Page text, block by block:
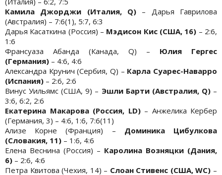
Камила Джорджи (Италия, Q) – Дарья Гаврилова
(Австралия) – 7:6(1), 5:7, 6:3
Дарья Касаткина (Россия) – Мэдисон Кис (США, 16) – 2:6,
1:6
Франсуаза Абанда (Канада, Q) – Юлия Гергес
(Германия) – 4:6, 4:6
Александра Крунич (Сербия, Q) – Карла Суарес-Наварро
(Испания) – 2:6, 2:6
Винус Уильямс (США, 9) – Эшли Барти (Австралия, Q) –
3:6, 6:2, 2:6
Екатерина Макарова (Россия, LD)– Анжелика Кербер
(Германия, 3) – 4:6, 1:6, 7:6(11)
Ализе Корне (Франция) – Доминика Цибулкова
(Словакия, 11) – 1:6, 4:6
Елена Веснина (Россия) – Каролина Возняцки (Дания,
6) – 2:6, 4:6
Петра Квитова (Чехия, 14) – Слоан Стивенс (США, WC) –